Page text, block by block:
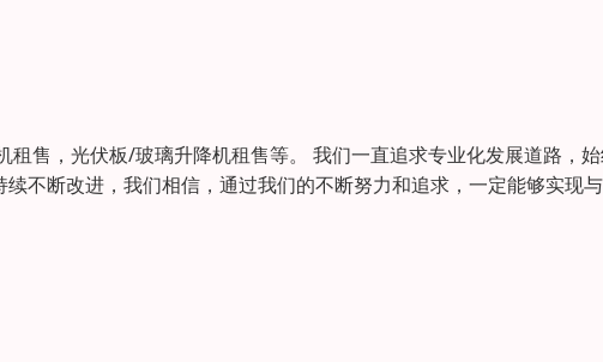
售，光伏板/玻璃升降机租售等。 我们一直追求专业化发展道路，
不断改进，我们相信，通过我们的不断努力和追求，一定能够实现与